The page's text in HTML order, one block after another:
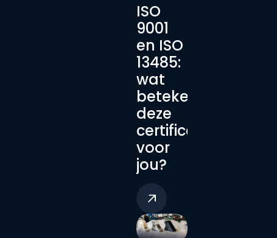
ISO
9001
en ISO
13485:
wat
betekenen
deze
certificeringen
voor
jou?